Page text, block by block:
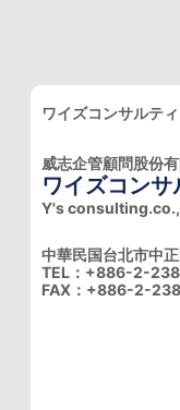
ワイズコンサルテ
威志企管顧問股份
ワイズコン
Y's
中華民国台北市中
TEL：+886-2-
FAX：+886-2-